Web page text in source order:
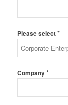
Please select*
Company*